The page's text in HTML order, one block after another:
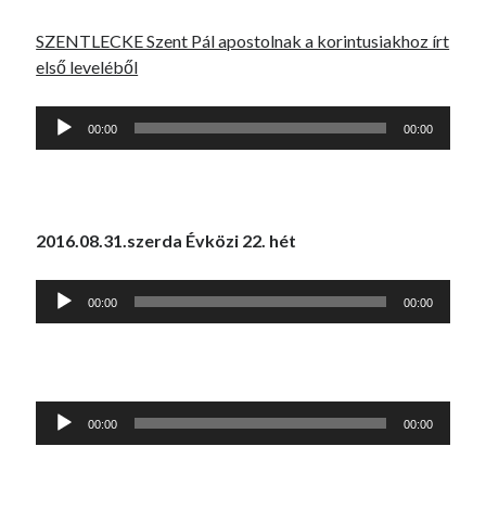
SZENTLECKE Szent Pál apostolnak a korintusiakhoz írt
első leveléből
Audió
00:00 00:00
2016.08.31.szerda Évközi 22. hét
Audió
00:00 00:00
Audió
00:00 00:00